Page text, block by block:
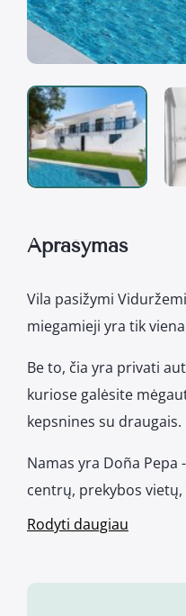
Aprašymas
Vila pasižymi
miegamieji yra tik
Be to, čia yra privati
kuriose galėsite
kepsnines su draugais.
Namas yra Doña
centrų, prekybos
Rodyti daugiau